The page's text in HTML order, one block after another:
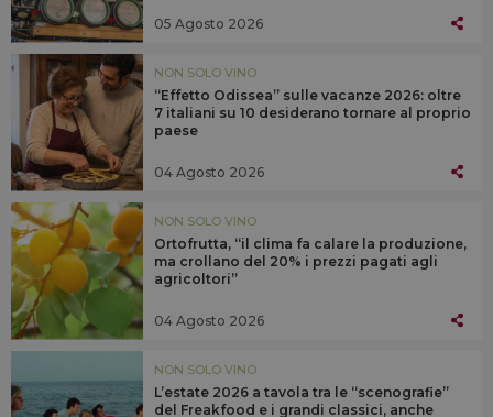
05 Agosto 2026
NON SOLO VINO
“Effetto Odissea” sulle vacanze 2026: oltre
7 italiani su 10 desiderano tornare al proprio
paese
04 Agosto 2026
NON SOLO VINO
Ortofrutta, “il clima fa calare la produzione,
ma crollano del 20% i prezzi pagati agli
agricoltori”
04 Agosto 2026
NON SOLO VINO
L’estate 2026 a tavola tra le “scenografie”
del Freakfood e i grandi classici, anche